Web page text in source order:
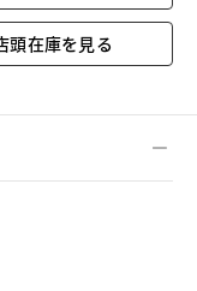
頭在庫を見る